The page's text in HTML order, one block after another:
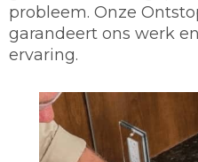
probleem. Onze
garandeert ons werk
ervaring.